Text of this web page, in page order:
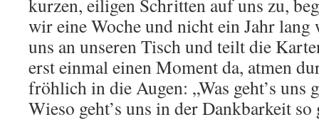
kurzen, eiligen Schritten auf uns zu,
wir eine Woche und nicht ein Jahr lang
uns an unseren Tisch und teilt die
erst einmal einen Moment da, atmen
fröhlich in die Augen: „Was geht’s uns
Wieso geht’s uns in der Dankbarkeit so